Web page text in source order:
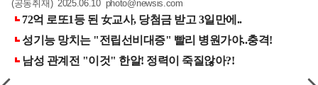
(공동취재) 2025.06.10 photo@newsis.com